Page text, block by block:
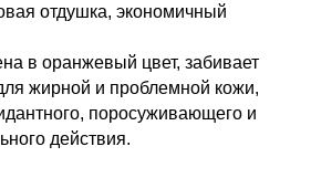
отдушка, экономичный
в оранжевый цвет, забивает
жирной и проблемной кожи,
поросуживающего и
действия.